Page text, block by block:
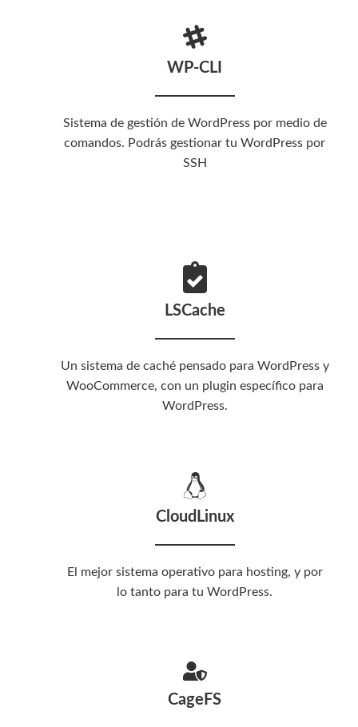
WP-CLI
Sistema de gestión de WordPress por medio de
comandos. Podrás gestionar tu WordPress por
SSH
LSCache
Un sistema de caché pensado para WordPress y
WooCommerce, con un plugin específico para
WordPress.
CloudLinux
El mejor sistema operativo para hosting, y por
lo tanto para tu WordPress.
CageFS